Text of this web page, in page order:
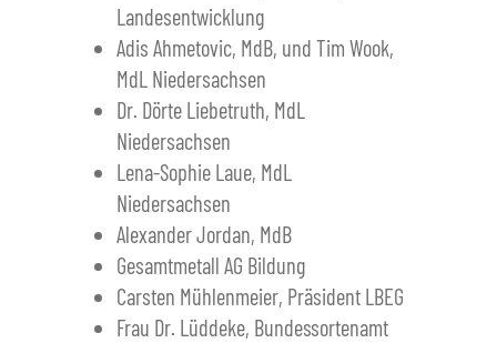
Landesentwicklung
Adis Ahmetovic, MdB, und Tim Wook,
MdL Niedersachsen
Dr. Dörte Liebetruth, MdL
Niedersachsen
Lena-Sophie Laue, MdL
Niedersachsen
Alexander Jordan, MdB
Gesamtmetall AG Bildung
Carsten Mühlenmeier, Präsident LBEG
Frau Dr. Lüddeke, Bundessortenamt